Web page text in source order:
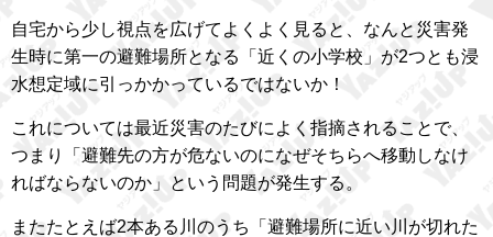
自宅から少し視点を広げてよくよく見ると、なんと災害発
生時に第一の避難場所となる「近くの小学校」が2つとも浸
水想定域に引っかかっているではないか！
これについては最近災害のたびによく指摘されることで、
つまり「避難先の方が危ないのになぜそちらへ移動しなけ
ればならないのか」という問題が発生する。
またたとえば2本ある川のうち「避難場所に近い川が切れた